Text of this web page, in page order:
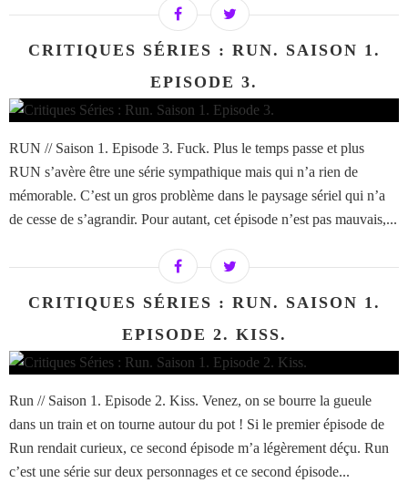
CRITIQUES SÉRIES : RUN. SAISON 1.
EPISODE 3.
RUN // Saison 1. Episode 3. Fuck. Plus le temps passe et plus
RUN s’avère être une série sympathique mais qui n’a rien de
mémorable. C’est un gros problème dans le paysage sériel qui n’a
de cesse de s’agrandir. Pour autant, cet épisode n’est pas mauvais,...
CRITIQUES SÉRIES : RUN. SAISON 1.
EPISODE 2. KISS.
Run // Saison 1. Episode 2. Kiss. Venez, on se bourre la gueule
dans un train et on tourne autour du pot ! Si le premier épisode de
Run rendait curieux, ce second épisode m’a légèrement déçu. Run
c’est une série sur deux personnages et ce second épisode...